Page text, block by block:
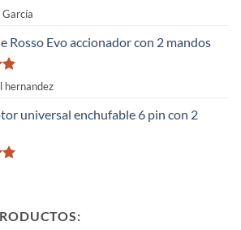
Rosso Evo accionador con 2 mandos
5
hernandez
universal enchufable 6 pin con 2